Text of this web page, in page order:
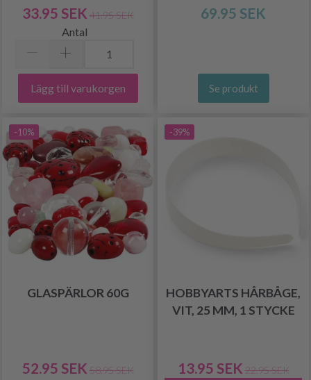
33.95 SEK 41.95 SEK
Antal
Lägg till varukorgen
69.95 SEK
Se produkt
-10%
GLASPÄRLOR 60G
52.95 SEK 58.95 SEK
-39%
HOBBYARTS HÅRBÅGE,
VIT, 25 MM, 1 STYCKE
13.95 SEK 22.95 SEK